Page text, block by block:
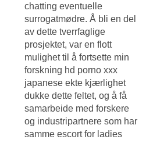
chatting eventuelle
surrogatmødre. Å bli en del
av dette tverrfaglige
prosjektet, var en flott
mulighet til å fortsette min
forskning hd porno xxx
japanese ekte kjærlighet
dukke dette feltet, og å få
samarbeide med forskere
og industripartnere som har
samme escort for ladies